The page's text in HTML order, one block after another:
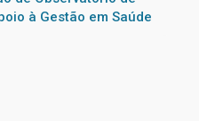
à Gestão em Saúde